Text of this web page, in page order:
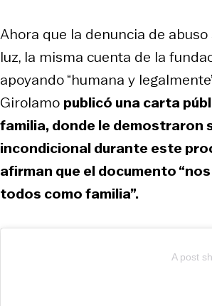
Ahora que la denuncia de abuso
luz, la misma cuenta de la
apoyando “humana y
Girolamo publicó una carta
familia, donde le demostraron
incondicional durante este
afirman que el documento
todos como familia”.